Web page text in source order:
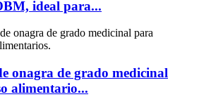
ideal para...
onagra de grado medicinal
alimentario...